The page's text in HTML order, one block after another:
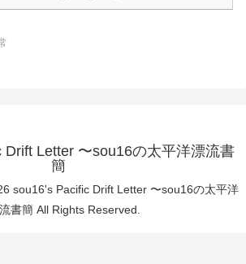
Drift Letter 〜sou16の太平洋漂流書
簡
sou16's Pacific Drift Letter 〜sou16の太平洋
書簡 All Rights Reserved.